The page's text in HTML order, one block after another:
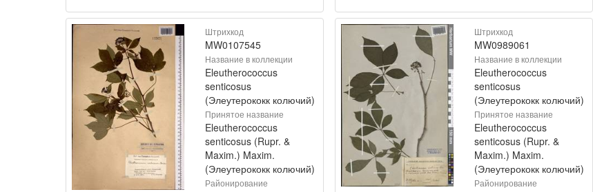
Штрихкод
MW0107545
Название в коллекции
Eleutherococcus
senticosus
(Элеутерококк колючий)
Принятое название
Eleutherococcus
senticosus (Rupr. &
Maxim.) Maxim.
(Элеутерококк колючий)
Районирование
Штрихкод
MW0989061
Название в коллекции
Eleutherococcus
senticosus
(Элеутерококк колючий)
Принятое название
Eleutherococcus
senticosus (Rupr. &
Maxim.) Maxim.
(Элеутерококк колючий)
Районирование